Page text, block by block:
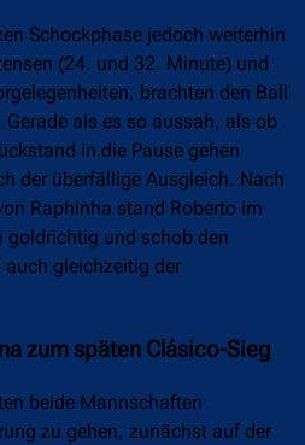
Schockphase jedoch weiterhin
(24. und 32. Minute) und
brachten den Ball
als es so aussah, als ob
in die Pause gehen
der überfällige Ausgleich. Nach
Raphinha stand Roberto im
goldrichtig und schob den
gleichzeitig der
zum späten Clásico-Sieg
beide Mannschaften
zu gehen, zunächst auf der